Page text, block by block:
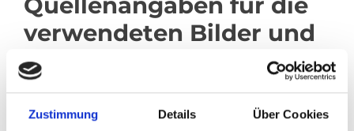
Zustimmung Details Über Cookies
verwendeten Bilder und
Grafiken:
http://unsplash.com